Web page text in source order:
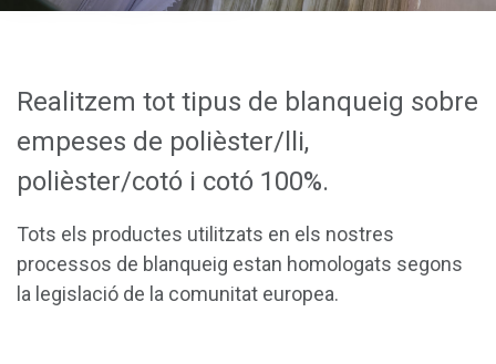
Realitzem tot tipus de blanqueig sobre
empeses de polièster/lli,
polièster/cotó i cotó 100%.
Tots els productes utilitzats en els nostres
processos de blanqueig estan homologats segons
la legislació de la comunitat europea.
CONTACTE
ESPAÑOLENGLISH